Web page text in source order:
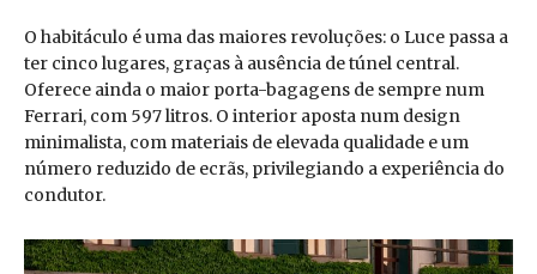
O habitáculo é uma das maiores revoluções: o Luce passa a
ter cinco lugares, graças à ausência de túnel central.
Oferece ainda o maior porta-bagagens de sempre num
Ferrari, com 597 litros. O interior aposta num design
minimalista, com materiais de elevada qualidade e um
número reduzido de ecrãs, privilegiando a experiência do
condutor.